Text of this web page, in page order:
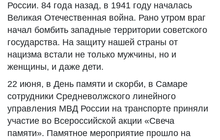
России. 84 года назад, в 1941 году началась
Великая Отечественная война. Рано утром враг
начал бомбить западные территории советского
государства. На защиту нашей страны от
нацизма встали не только мужчины, но и
женщины, и даже дети.
22 июня, в День памяти и скорби, в Самаре
сотрудники Средневолжского линейного
управления МВД России на транспорте приняли
участие во Всероссийской акции «Свеча
памяти». Памятное мероприятие прошло на